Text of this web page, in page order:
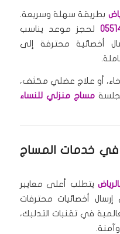
بطريقة سهلة وسريعة.
لحجز موعد يناسب
أخصائية محترفة إلى
أو علاج عضلي مكثف،
بجلسةمساج منزلي للنساء
في خدمات المساج
يتطلب أعلى معايير
إرسال أخصائيات محترفات
في تقنيات التدليك،